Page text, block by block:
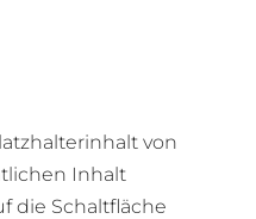
von
Inhalt
die Schaltfläche